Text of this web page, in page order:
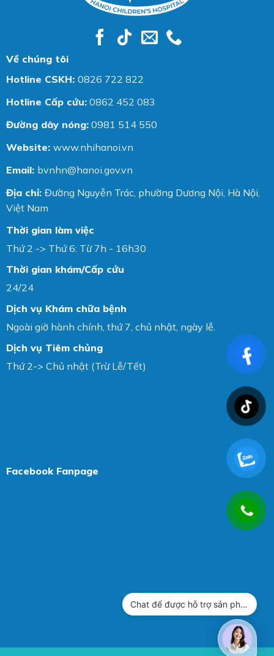
Về chúng tôi
Hotline CSKH: 0826 722 822
Hotline Cấp cứu: 0862 452 083
Đường dây nóng: 0981 514 550
Website: www.nhihanoi.vn
Email: bvnhn@hanoi.gov.vn
Địa chỉ: Đường Nguyễn Trác, phường Dương Nội, Hà Nội,
Việt Nam
Thời gian làm việc
Thứ 2 -> Thứ 6: Từ 7h - 16h30
Thời gian khám/Cấp cứu
24/24
Dịch vụ Khám chữa bệnh
Ngoài giờ hành chính, thứ 7, chủ nhật, ngày lễ.
Dịch vụ Tiêm chủng
Thứ 2-> Chủ nhật (Trừ Lễ/Tết)
Facebook Fanpage
Chat để được hỗ trợ sản phẩm